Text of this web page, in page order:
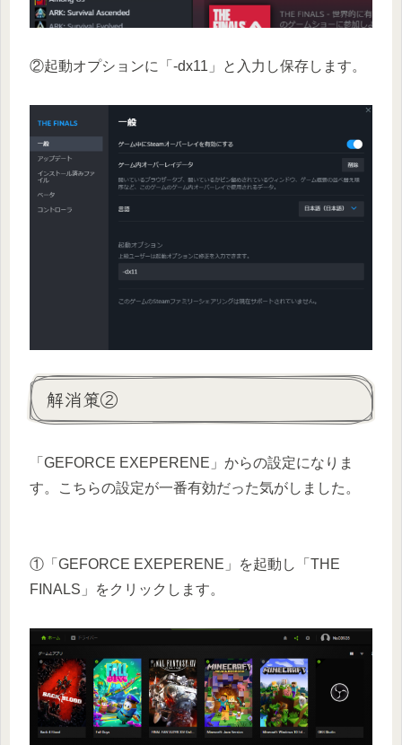
②起動オプションに「-dx11」と入力し保存します。
解消策②
「GEFORCE EXEPERENE」からの設定になりま
す。こちらの設定が一番有効だった気がしました。
①「GEFORCE EXEPERENE」を起動し「THE
FINALS」をクリックします。